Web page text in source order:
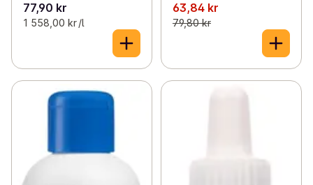
77,90 kr
1 558,00 kr /l
63,84 kr
79,80 kr